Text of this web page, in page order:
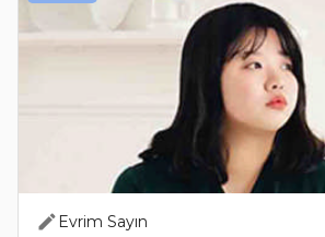
Evrim Sayın